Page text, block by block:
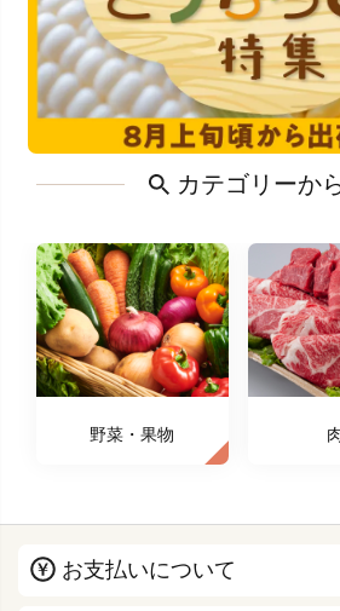
カテゴリーか
野菜・果物
お支払いについて